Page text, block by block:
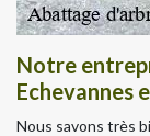
Notre
Echevannes
Nous savons très